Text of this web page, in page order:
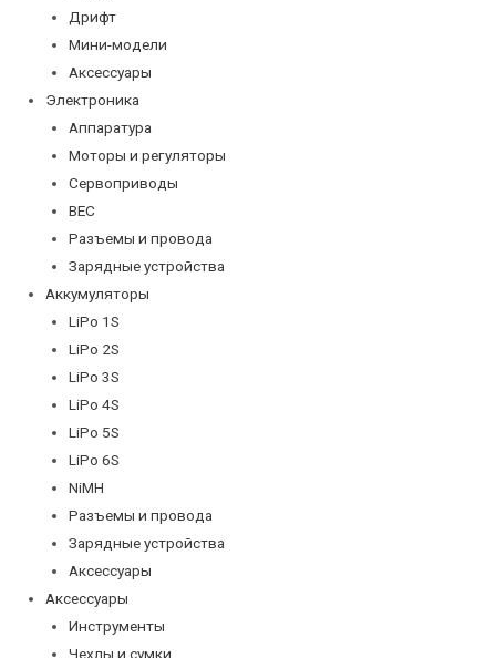
Дрифт
Мини-модели
Аксессуары
Электроника
Аппаратура
Моторы и регуляторы
Сервоприводы
BEC
Разъемы и провода
Зарядные устройства
Аккумуляторы
LiPo 1S
LiPo 2S
LiPo 3S
LiPo 4S
LiPo 5S
LiPo 6S
NiMH
Разъемы и провода
Зарядные устройства
Аксессуары
Аксессуары
Инструменты
Чехлы и сумки